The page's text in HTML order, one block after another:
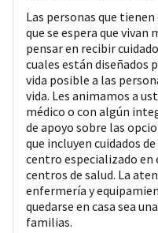
Las personas que
que se espera que vivan
pensar en recibir
cuales están diseñados
vida posible a las
vida. Les animamos a
médico o con algún
de apoyo sobre las
que incluyen cuidados
centro especializado en
centros de salud. La
enfermería y
quedarse en casa sea
familias.